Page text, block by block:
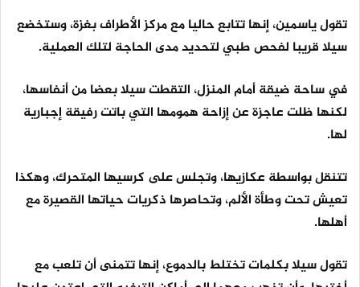
تقول ياسمين، إنها تتابع حاليا مع مركز الأطراف بغزة، وستخضع
سيلا قريبا لفحص طبي لتحديد مدى الحاجة لتلك العملية.
في ساحة ضيقة أمام المنزل، التقطت سيلا بعضا من أنفاسها،
لكنها ظلت عاجزة عن إزاحة همومها التي باتت رفيقة إجبارية
لها.
تتنقل بواسطة عكازيها، وتجلس على كرسيها المتحرك، وهكذا
تعيش تحت وطأة الألم، وتحاصرها ذكريات حياتها القصيرة مع
أهلها.
تقول سيلا بكلمات تختلط بالدموع، إنها تتمنى أن تلعب مع